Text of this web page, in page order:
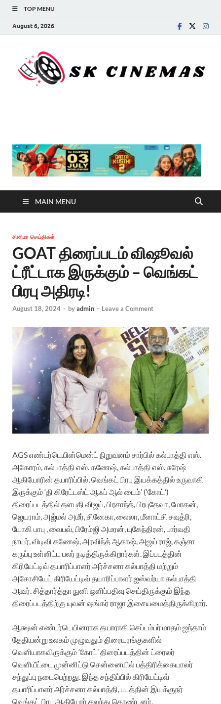
TOP MENU
August 6, 2026
MAIN MENU
சினிமா செய்திகள்
GOAT திரைப்படம் விஷூவல்
ட்ரீட்டாக இருக்கும் – வெங்கட்
பிரபு அதிரடி!
August 18, 2024 - byadmin - Leave a Comment
AGS எண்டர்டெயின்மென்ட் நிறுவனம் சார்பில் கல்பாத்தி எஸ்.
அகோரம், கல்பாத்தி எஸ். கணேஷ், கல்பாத்தி எஸ். சுரேஷ்
ஆகியோரின் தயாரிப்பில், வெங்கட் பிரபு இயக்கத்தில் உருவாகி
இருக்கும் ‘தி கிரேட்டஸ்ட் ஆஃப் ஆல் டைம்’ (‘கோட்’)
திரைப்படத்தில் தளபதி விஜய், பிரசாந்த், பிரபுதேவா, மோகன்,
ஜெயராம், அஜ்மல் அமீர், சினேகா, லைலா, மீனாட்சி சவுத்ரி,
யோகி பாபு , வைபவ், பிரேம்ஜி அமரன், யுகேந்திரன், பார்வதி
நாயர், விடிவி கணேஷ், அரவிந்த் ஆகாஷ், அஜய் ராஜ், கஞ்சா
கருப்பு உள்ளிட்ட பலர் நடித்திருக்கிறார்கள். இப்படத்தின்
கிரியேட்டிவ் தயாரிப்பாளர் அர்ச்சனா கல்பாத்தி மற்றும்
அசோசியேட் கிரியேட்டிவ் தயாரிப்பாளர் ஐஸ்வர்யா கல்பாத்தி
ஆவர். சித்தார்த்தா நுனி ஒளிப்பதிவு செய்திருக்கும் இந்த
திரைப்படத்திற்கு யுவன் ஷங்கர் ராஜா இசையமைத்திருக்கிறார்.
ஆக்ஷன் எண்டர்டெயினராக தயாராகி செப்டம்பர் மாதம் ஐந்தாம்
தேதியன்று உலகம் முழுவதும் திரையரங்குகளில்
வெளியாகவிருக்கும் ‘கோட்’ திரைப்படத்தின் ட்ரைலர்
வெளியீட்டை முன்னிட்டு சென்னையில் பத்திரிக்கையாலர்
சந்துப்பு நடைபெற்றது. இந்த சந்திப்பில் கிரியேட்டிவ்
தயாரிப்பாளர் அர்ச்சனா கல்பாத்தி, படத்தின் இயக்குநர்
வெங்கட் பிரபு ஆகியோர் கலந்து கொண்டனர்,